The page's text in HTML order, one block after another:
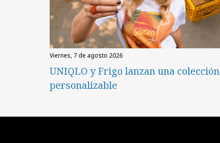
viernes, 7 de agosto 2026
UNIQLO y Frigo lanzan una colección
personalizable